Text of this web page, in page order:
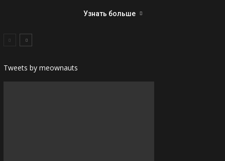
Узнать больше
Tweets by meownauts